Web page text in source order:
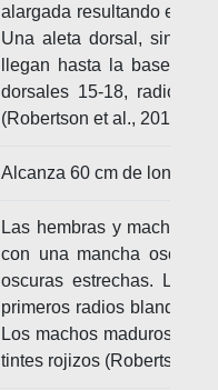
alargada resultando en
Una aleta dorsal, sin
llegan hasta la base de
dorsales 15-18, radios
(Robertson et al., 2019;
Alcanza 60 cm de longitud
Las hembras y machos
con una mancha oscura
oscuras estrechas. Los
primeros radios blandos
Los machos maduros
tintes rojizos (Robertson et